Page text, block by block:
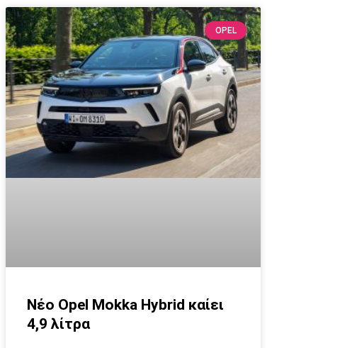
OPEL
Νέο Opel Mokka Hybrid καίει
4,9 λίτρα